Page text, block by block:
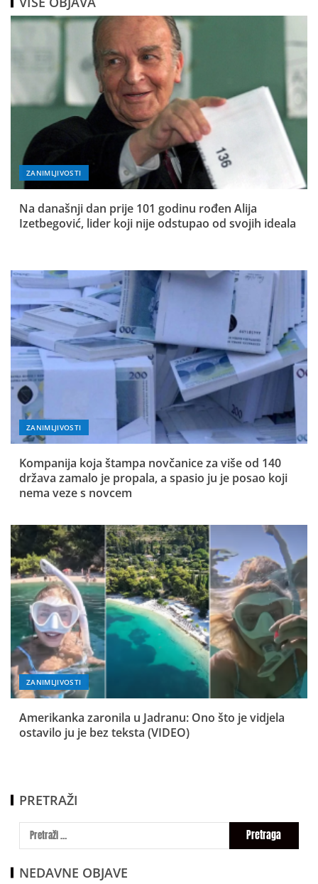
ZANIMLJIVOSTI
Na današnji dan prije 101 godinu rođen Alija
Izetbegović, lider koji nije odstupao od svojih ideala
ZANIMLJIVOSTI
Kompanija koja štampa novčanice za više od 140
država zamalo je propala, a spasio ju je posao koji
nema veze s novcem
ZANIMLJIVOSTI
Amerikanka zaronila u Jadranu: Ono što je vidjela
ostavilo ju je bez teksta (VIDEO)
PRETRAŽI
NEDAVNE OBJAVE